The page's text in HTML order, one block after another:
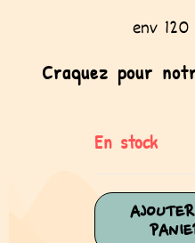
env
Craquez pour
En stock